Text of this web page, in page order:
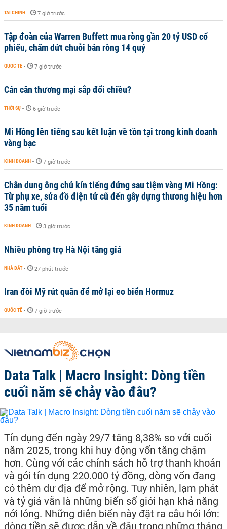
TÀI CHÍNH - 7 giờ trước
Tập đoàn của Warren Buffett mua ròng gần 20 tỷ USD cổ
phiếu, chấm dứt chuỗi bán ròng 14 quý
QUỐC TẾ - 7 giờ trước
Cán cân thương mại sắp đổi chiều?
THỜI SỰ - 6 giờ trước
Mi Hồng lên tiếng sau kết luận về tồn tại trong kinh doanh
vàng bạc
KINH DOANH - 7 giờ trước
Chân dung ông chủ kín tiếng đứng sau tiệm vàng Mi Hồng:
Từ phụ xe, sửa đồ điện tử cũ đến gây dựng thương hiệu hơn
35 năm tuổi
KINH DOANH - 3 giờ trước
Nhiều phòng trọ Hà Nội tăng giá
NHÀ ĐẤT - 27 phút trước
Iran đòi Mỹ rút quân để mở lại eo biển Hormuz
QUỐC TẾ - 7 giờ trước
Data Talk | Macro Insight: Dòng tiền
cuối năm sẽ chảy vào đâu?
Tín dụng đến ngày 29/7 tăng 8,38% so với cuối
năm 2025, trong khi huy động vốn tăng chậm
hơn. Cùng với các chính sách hỗ trợ thanh khoản
và gói tín dụng 220.000 tỷ đồng, dòng vốn đang
có thêm dư địa để mở rộng. Tuy nhiên, lạm phát
và tỷ giá vẫn là những biến số giới hạn khả năng
nới lỏng. Những diễn biến này đặt ra câu hỏi lớn:
dòng tiền sẽ được dẫn về đâu trong những tháng